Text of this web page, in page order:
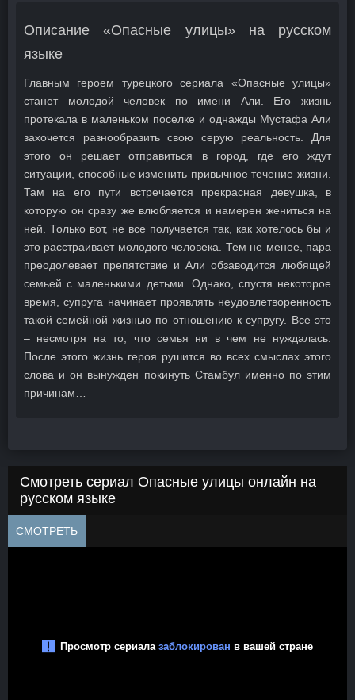
Описание «Опасные улицы» на русском
языке
Главным героем турецкого сериала «Опасные улицы»
станет молодой человек по имени Али. Его жизнь
протекала в маленьком поселке и однажды Мустафа Али
захочется разнообразить свою серую реальность. Для
этого он решает отправиться в город, где его ждут
ситуации, способные изменить привычное течение жизни.
Там на его пути встречается прекрасная девушка, в
которую он сразу же влюбляется и намерен жениться на
ней. Только вот, не все получается так, как хотелось бы и
это расстраивает молодого человека. Тем не менее, пара
преодолевает препятствие и Али обзаводится любящей
семьей с маленькими детьми. Однако, спустя некоторое
время, супруга начинает проявлять неудовлетворенность
такой семейной жизнью по отношению к супругу. Все это
– несмотря на то, что семья ни в чем не нуждалась.
После этого жизнь героя рушится во всех смыслах этого
слова и он вынужден покинуть Стамбул именно по этим
причинам…
Смотреть сериал Опасные улицы онлайн на
русском языке
СМОТРЕТЬ